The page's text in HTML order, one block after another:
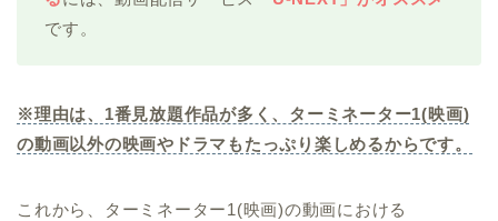
です。
※理由は、1番見放題作品が多く、ターミネーター1(映画)
の動画以外の映画やドラマもたっぷり楽しめるからです。
これから、ターミネーター1(映画)の動画における